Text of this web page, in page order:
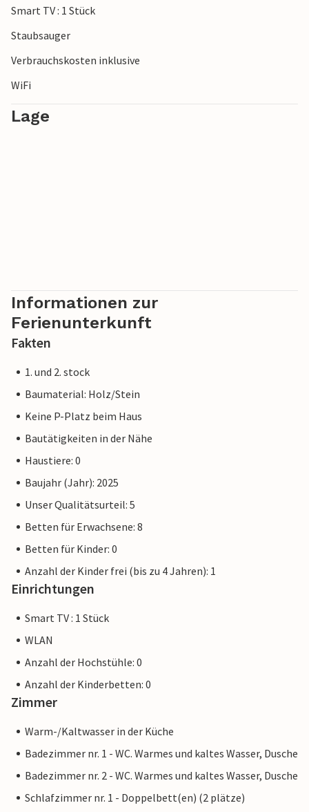
***Hinweis: Die Anlage befindet sich aktuell noch im Bau.***
Smart TV : 1 Stück
Staubsauger
Verbrauchskosten inklusive
WiFi
Lage
Informationen zur
Ferienunterkunft
Fakten
1. und 2. stock
Baumaterial: Holz/Stein
Keine P-Platz beim Haus
Bautätigkeiten in der Nähe
Haustiere: 0
Baujahr (Jahr): 2025
Unser Qualitätsurteil: 5
Betten für Erwachsene: 8
Betten für Kinder: 0
Anzahl der Kinder frei (bis zu 4 Jahren): 1
Einrichtungen
Smart TV : 1 Stück
WLAN
Anzahl der Hochstühle: 0
Anzahl der Kinderbetten: 0
Zimmer
Warm-/Kaltwasser in der Küche
Badezimmer nr. 1 - WC. Warmes und kaltes Wasser, Dusche
Badezimmer nr. 2 - WC. Warmes und kaltes Wasser, Dusche
Schlafzimmer nr. 1 - Doppelbett(en) (2 plätze)